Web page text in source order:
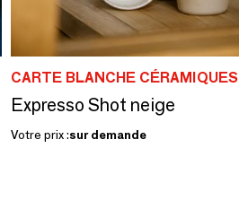
CARTE BLANCHE CÉRAMIQUES
Expresso Shot neige
Votre prix :sur demande